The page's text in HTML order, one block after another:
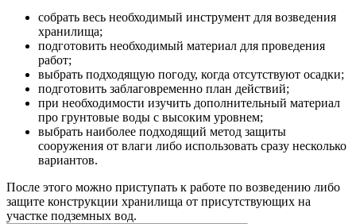
собрать весь необходимый инструмент для возведения
хранилища;
подготовить необходимый материал для проведения
работ;
выбрать подходящую погоду, когда отсутствуют осадки;
подготовить заблаговременно план действий;
при необходимости изучить дополнительный материал
про грунтовые воды с высоким уровнем;
выбрать наиболее подходящий метод защиты
сооружения от влаги либо использовать сразу несколько
вариантов.
После этого можно приступать к работе по возведению либо
защите конструкции хранилища от присутствующих на
участке подземных вод.